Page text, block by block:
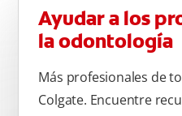
Ayudar a los
la odontología
Más profesionales de
Colgate. Encuentre